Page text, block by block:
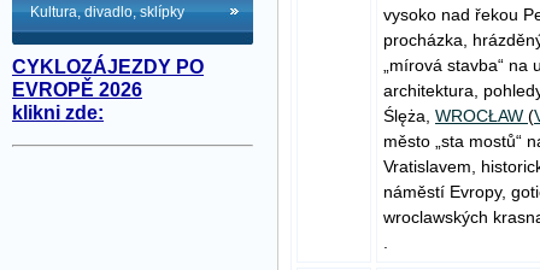
Kultura, divadlo, sklípky
CYKLOZÁJEZDY PO
EVROPĚ 2026
klikni zde:
vysoko nad řekou
procházka,
„mírová stavba“
architektura,
Ślęża, WROCŁAW (
město „sta mostů“
Vratislavem,
náměstí Evropy,
wroclawských